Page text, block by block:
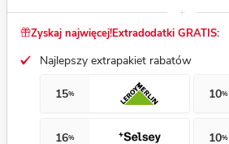
Zyskaj najwięcej!Extradodatki GRATIS:
Najlepszy extrapakiet rabatów
15% 10%
16% 10%